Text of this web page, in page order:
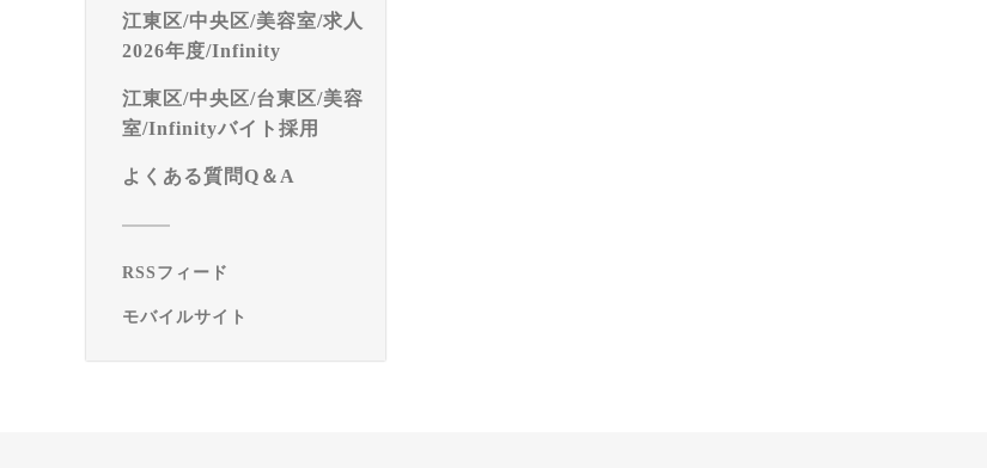
江東区/中央区/美容室/求人
2026年度/Infinity
江東区/中央区/台東区/美容
室/Infinityバイト採用
よくある質問Q＆A
RSSフィード
モバイルサイト